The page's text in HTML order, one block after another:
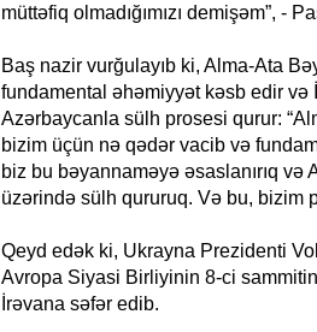
müttəfiq olmadığımızı demişəm”, -
Baş nazir vurğulayıb ki, Alma-Ata
fundamental əhəmiyyət kəsb edir və
Azərbaycanla sülh prosesi qurur:
bizim üçün nə qədər vacib və
biz bu bəyannaməyə əsaslanırıq və
üzərində sülh qururuq. Və bu, bizim
Qeyd edək ki, Ukrayna Prezidenti
Avropa Siyasi Birliyinin 8-ci
İrəvana səfər edib.